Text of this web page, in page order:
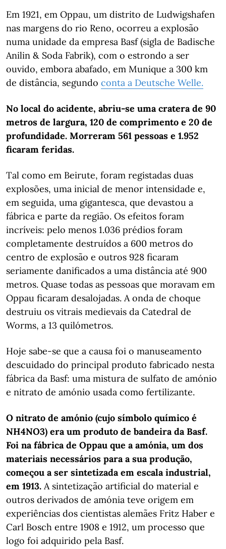
Em 1921, em Oppau, um distrito de Ludwigshafen
nas margens do rio Reno, ocorreu a explosão
numa unidade da empresa Basf (sigla de Badische
Anilin & Soda Fabrik), com o estrondo a ser
ouvido, embora abafado, em Munique a 300 km
de distância, segundo conta a Deutsche Welle.
No local do acidente, abriu-se uma cratera de 90
metros de largura, 120 de comprimento e 20 de
profundidade. Morreram 561 pessoas e 1.952
ficaram feridas.
Tal como em Beirute, foram registadas duas
explosões, uma inicial de menor intensidade e,
em seguida, uma gigantesca, que devastou a
fábrica e parte da região. Os efeitos foram
incríveis: pelo menos 1.036 prédios foram
completamente destruídos a 600 metros do
centro de explosão e outros 928 ficaram
seriamente danificados a uma distância até 900
metros. Quase todas as pessoas que moravam em
Oppau ficaram desalojadas. A onda de choque
destruiu os vitrais medievais da Catedral de
Worms, a 13 quilómetros.
Hoje sabe-se que a causa foi o manuseamento
descuidado do principal produto fabricado nesta
fábrica da Basf: uma mistura de sulfato de amónio
e nitrato de amónio usada como fertilizante.
O nitrato de amónio (cujo símbolo químico é
NH4NO3) era um produto de bandeira da Basf.
Foi na fábrica de Oppau que a amónia, um dos
materiais necessários para a sua produção,
começou a ser sintetizada em escala industrial,
em 1913. A sintetização artificial do material e
outros derivados de amónia teve origem em
experiências dos cientistas alemães Fritz Haber e
Carl Bosch entre 1908 e 1912, um processo que
logo foi adquirido pela Basf.